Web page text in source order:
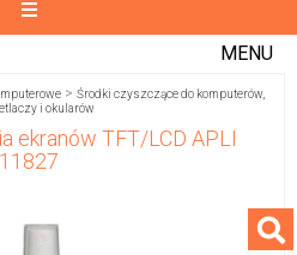
MENU
> Środki czyszczące do komputerów,
i okularów
ekranów TFT/LCD APLI
11827